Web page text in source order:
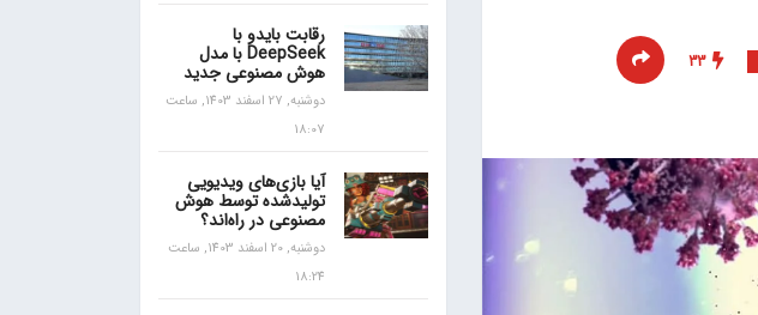
33
رقابت بایدو با
DeepSeek با مدل
هوش مصنوعی جدید
دوشنبه, 27 اسفند 1403, ساعت
18:07
آیا بازی‌های ویدیویی
تولیدشده توسط هوش
مصنوعی در راه‌اند؟
دوشنبه, 20 اسفند 1403, ساعت
18:24